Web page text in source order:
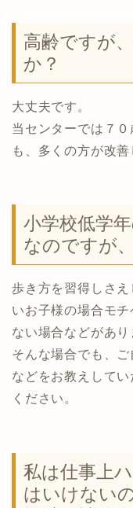
高齢ですが
か？
大丈夫です。
当センターでは７
も、多くの方が改善
小学校低学
なのですが
歩き方を習得しさ
いお子様の場合モ
ない場合などがあり
そんな場合でも、
などをお教えして
ください。
私は仕事上
はいけない